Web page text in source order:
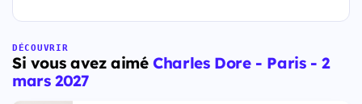
DÉCOUVRIR
Si vous avez aiméCharles Dore - Paris - 2
mars 2027